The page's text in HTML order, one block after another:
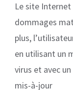
Le site
dommages
plus,
en utilisant un
virus et avec
mis-à-jour